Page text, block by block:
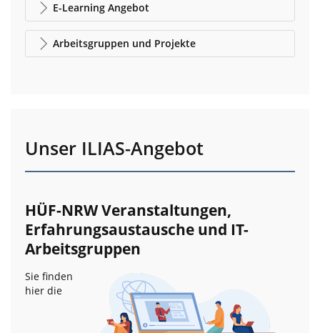
E-Learning Angebot
Arbeitsgruppen und Projekte
Unser ILIAS-Angebot
HÜF-NRW Veranstaltungen,
Erfahrungsaustausche und IT-
Arbeitsgruppen
Sie finden
hier die